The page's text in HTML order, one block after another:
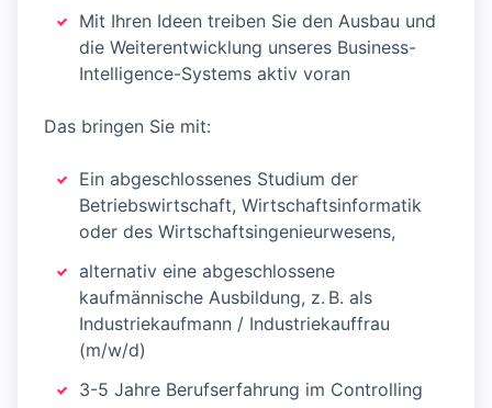
Mit Ihren Ideen treiben Sie den Ausbau und
die Weiterentwicklung unseres Business-
Intelligence-Systems aktiv voran
Das bringen Sie mit:
Ein abgeschlossenes Studium der
Betriebswirtschaft, Wirtschaftsinformatik
oder des Wirtschaftsingenieurwesens,
alternativ eine abgeschlossene
kaufmännische Ausbildung, z. B. als
Industriekaufmann / Industriekauffrau
(m/w/d)
3-5 Jahre Berufserfahrung im Controlling